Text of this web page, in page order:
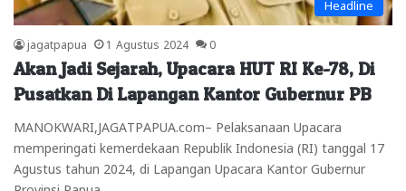
Headline
jagatpapua 1 Agustus 2024 0
Akan Jadi Sejarah, Upacara HUT RI Ke-78, Di
Pusatkan Di Lapangan Kantor Gubernur PB
MANOKWARI,JAGATPAPUA.com– Pelaksanaan Upacara
memperingati kemerdekaan Republik Indonesia (RI) tanggal 17
Agustus tahun 2024, di Lapangan Upacara Kantor Gubernur